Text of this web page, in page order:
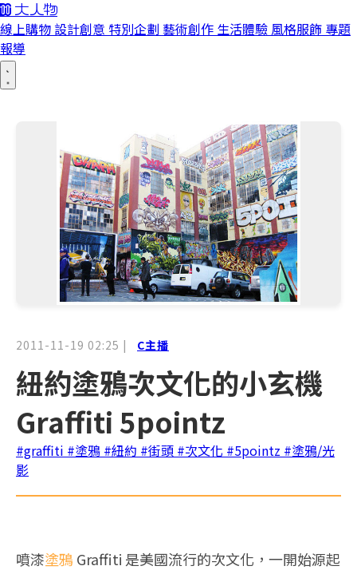
線上購物 設計創意 特別企劃 藝術創作 生活體驗 風格服飾 專題
報導
2011-11-19 02:25 | C主播
紐約塗鴉次文化的小玄機
Graffiti 5pointz
#graffiti #塗鴉 #紐約 #街頭 #次文化 #5pointz #塗鴉/光
影
噴漆塗鴉 Graffiti 是美國流行的次文化，一開始源起